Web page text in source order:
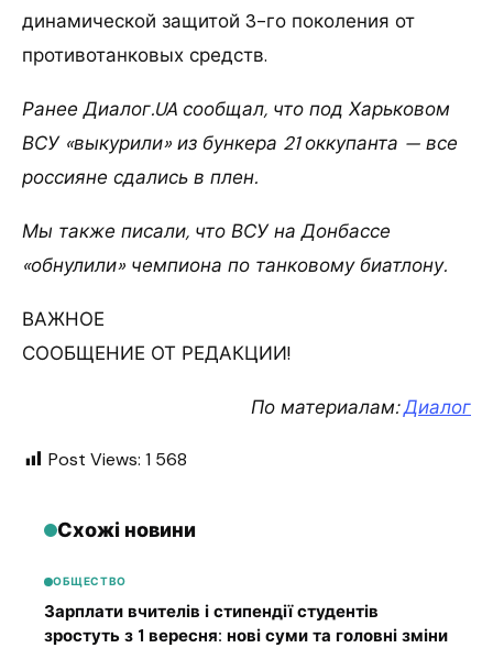
динамической защитой 3-го поколения от
противотанковых средств.
Ранее Диалог.UA сообщал, что под Харьковом
ВСУ «выкурили» из бункера 21 оккупанта — все
россияне сдались в плен.
Мы также писали, что ВСУ на Донбассе
«обнулили» чемпиона по танковому биатлону.
ВАЖНОЕ
СООБЩЕНИЕ ОТ РЕДАКЦИИ!
По материалам:Диалог
Post Views: 1 568
Схожі новини
ОБЩЕСТВО
Зарплати вчителів і стипендії студентів
зростуть з 1 вересня: нові суми та головні зміни